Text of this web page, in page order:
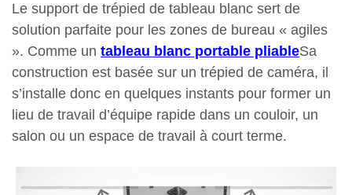
Le support de trépied de tableau blanc sert de
solution parfaite pour les zones de bureau « agiles
». Comme un tableau blanc portable pliableSa
construction est basée sur un trépied de caméra, il
s’installe donc en quelques instants pour former un
lieu de travail d’équipe rapide dans un couloir, un
salon ou un espace de travail à court terme.